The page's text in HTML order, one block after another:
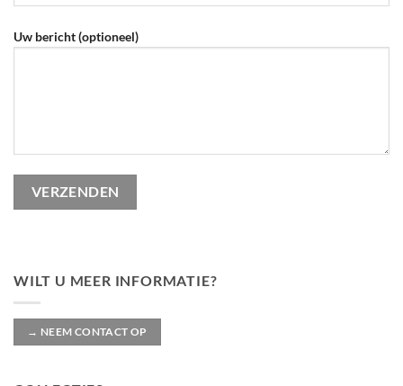
WILT U MEER INFORMATIE?
→ NEEM CONTACT OP
Gelieve dit veld leeg te laten.
Uw bericht (optioneel)